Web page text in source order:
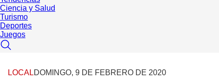
Ciencia y Salud
Turismo
Deportes
Juegos
LOCALDOMINGO, 9 DE FEBRERO DE 2020